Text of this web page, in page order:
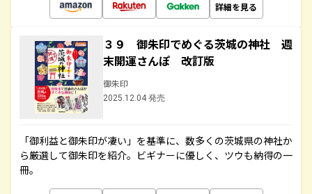
詳細を見る
３９ 御朱印でめぐる茨城の神社 週
末開運さんぽ 改訂版
御朱印
2025.12.04 発売
「御利益と御朱印が凄い」を基準に、数多くの茨城県の神社か
ら厳選して御朱印を紹介。ビギナーに優しく、ツウも納得の一
冊。